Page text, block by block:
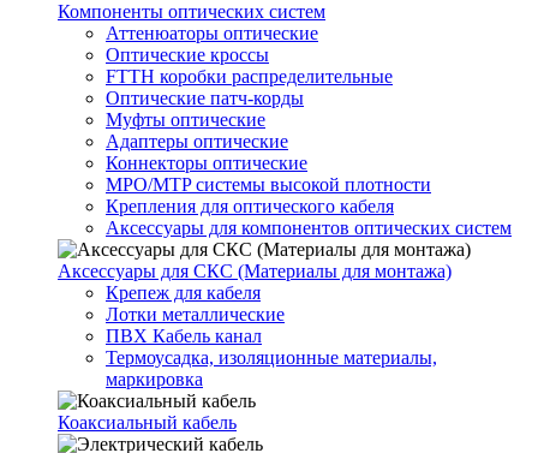
Компоненты оптических систем
Аттенюаторы оптические
Оптические кроссы
FTTH коробки распределительные
Оптические патч-корды
Муфты оптические
Адаптеры оптические
Коннекторы оптические
MPO/MTP системы высокой плотности
Крепления для оптического кабеля
Аксессуары для компонентов оптических систем
Аксессуары для СКС (Материалы для монтажа)
Крепеж для кабеля
Лотки металлические
ПВХ Кабель канал
Термоусадка, изоляционные материалы,
маркировка
Коаксиальный кабель